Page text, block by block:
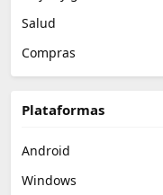
Salud
Compras
Plataformas
Android
Windows